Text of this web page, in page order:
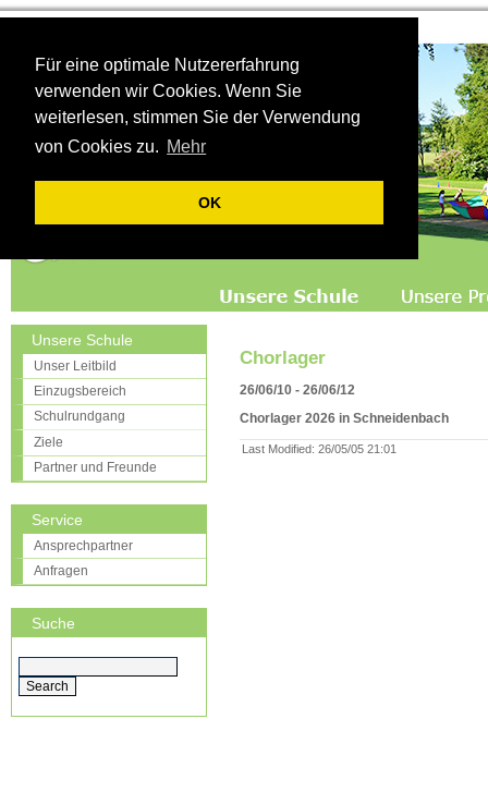
Für eine optimale Nutzererfahrung
verwenden wir Cookies. Wenn Sie
weiterlesen, stimmen Sie der Verwendung
von Cookies zu. Mehr
OK
Unsere Schule
Unser Leitbild
Einzugsbereich
Schulrundgang
Ziele
Partner und Freunde
Service
Ansprechpartner
Anfragen
Suche
Chorlager
26/06/10 - 26/06/12
Chorlager 2026 in Schneidenbach
Last Modified:26/05/05 21:01